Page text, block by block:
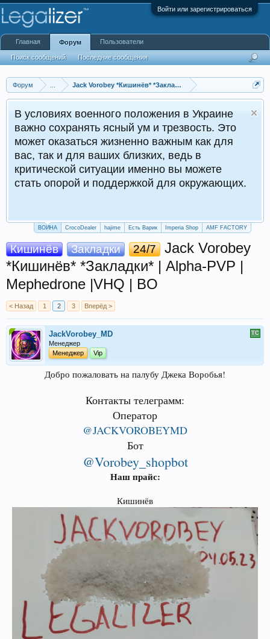
Войти или зарегистрироваться
Форум Jack Vorobey *Кишинёв* *Закладки* | Alpha-PVP | VHQ
В условиях военного положения в Украине
важно сохранять ясный ум и трезвость. Это
может оказаться жизненно важным как для
вас, так и для ваших близких, ведь в
критической ситуации именно вы можете
стать опорой и поддержкой для окружающих.
ВОЙНА CrocoDealer hajime Есть Варик Imperia Shop AMF FACTORY
Кишинёв Закладки 24/7
Jack Vorobey
*Кишинёв* *Закладки* | Alpha-PVP |
Mephedrone |VHQ | BO
< Назад 1 2 3 Вперёд >
JackVorobey_MD
Менеджер
Менеджер
Vip
Добро пожаловать на палубу Джека Воробья!
Контакты телеграмм:
Оператор
@JACKVOROBEYMD
Бот
@Vorobey_shopbot
Наш прайс:
Кишинёв
Главная Форум
Поиск сообщений Последние сообщения
Пользователи